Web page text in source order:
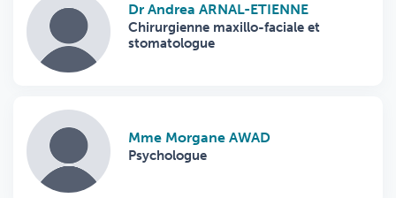
Dr Andrea ARNAL-ETIENNE
Chirurgienne maxillo-faciale et
stomatologue
Mme Morgane AWAD
Psychologue